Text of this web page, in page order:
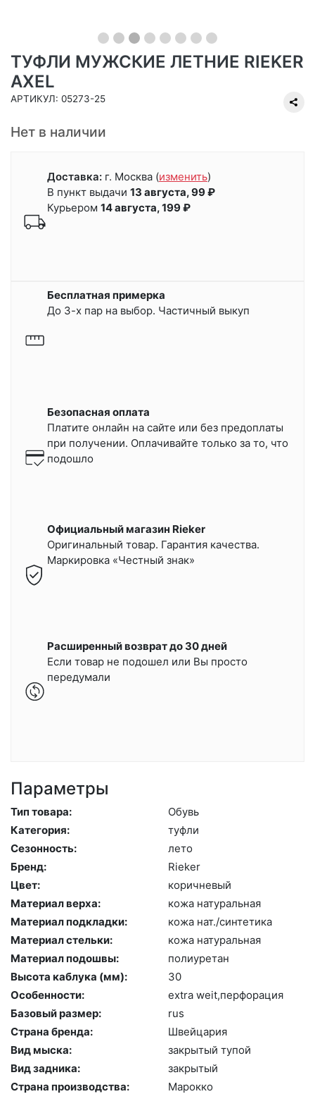
ТУФЛИ МУЖСКИЕ ЛЕТНИЕ RIEKER
AXEL
АРТИКУЛ: 05273-25
Нет в наличии
Доставка: г. Москва (изменить)
В пункт выдачи 13 августа, 99 ₽
Курьером 14 августа, 199 ₽
Бесплатная примерка
До 3-х пар на выбор. Частичный выкуп
Безопасная оплата
Платите онлайн на сайте или без предоплаты
при получении. Оплачивайте только за то, что
подошло
Официальный магазин Rieker
Оригинальный товар. Гарантия качества.
Маркировка «Честный знак»
Расширенный возврат до 30 дней
Если товар не подошел или Вы просто
передумали
Параметры
Тип товара:
Обувь
Категория:
туф­ли
Сезонность:
ле­то
Бренд:
Ri­eker
Цвет:
ко­рич­не­вый
Материал верха:
ко­жа на­тураль­ная
Материал подкладки:
ко­жа нат./син­те­тика
Материал стельки:
ко­жа на­тураль­ная
Материал подошвы:
по­ли­уре­тан
Высота каблука (мм):
30
Особенности:
ext­ra we­it,пер­фо­рация
Базовый размер:
rus
Страна бренда:
Швей­ца­рия
Вид мыска:
зак­ры­тый ту­пой
Вид задника:
зак­ры­тый
Страна производства:
Ма­рок­ко